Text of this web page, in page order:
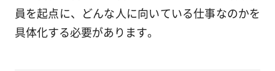
員を起点に、どんな人に向いている仕事なのかを
具体化する必要があります。